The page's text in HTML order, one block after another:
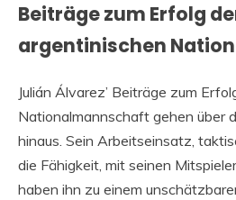
Beiträge zum Erfolg
argentinischen
Julián Álvarez’ Beiträge zum
Nationalmannschaft gehen über
hinaus. Sein Arbeitseinsatz,
die Fähigkeit, mit seinen
haben ihn zu einem